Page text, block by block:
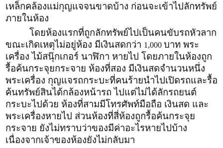
เหล็กคล้องแม่กุญแจจนขาดบ้าง ก่อนจะเข้าไปลักทรัพย์
ภายในห้อง
โดยห้องแรกที่ถูกลักทรัพย์ไปเป็นคนขับรถหัวลาก
ขณะเกิดเหตุไม่อยู่ห้อง มีเงินสดกว่า 1,000 บาท พระ
เครื่อง ไม้สนุ๊กเกอร์ นาฬิกา หายไป โดยภายในห้องถูก
รื้อค้นกระจุยกระจาย ห้องที่สอง มีเงินสดจำนวนหนึ่ง
พระเครื่อง กุญแจรถกระบะที่คนร้ายนำไปเปิดรถและรื้อ
ค้นทรัพย์สินได้กล้องหน้ารถ ไปแต่ไม่ได้ลักรถยนต์
กระบะไปด้วย ห้องที่สามมีโทรศัพท์มือถือ เงินสด และ
พระเครื่องหายไป ส่วนห้องที่สี่ห้องถูกรื้อค้นกระจุย
กระจาย ยังไม่ทราบว่าของมีค่าอะไรหายไปบ้าง
เนื่องจากเจ้าของห้องยังไม่กลับมา